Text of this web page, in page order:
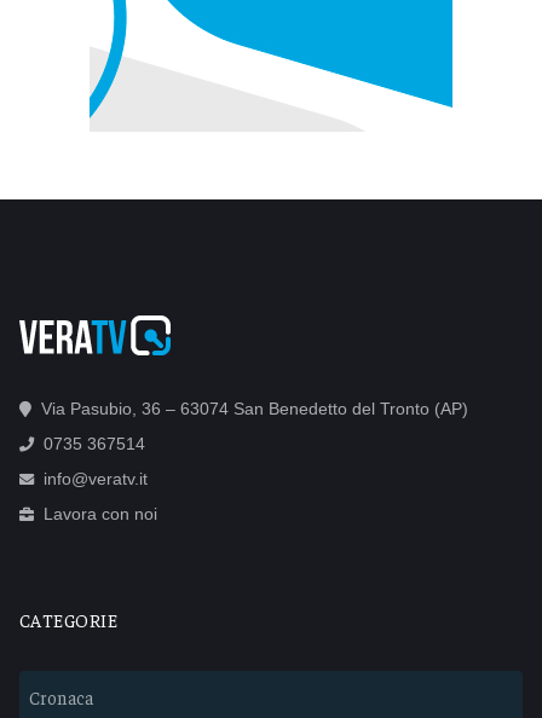
Via Pasubio, 36 – 63074 San Benedetto del Tronto (AP)
0735 367514
info@veratv.it
Lavora con noi
CATEGORIE
Cronaca